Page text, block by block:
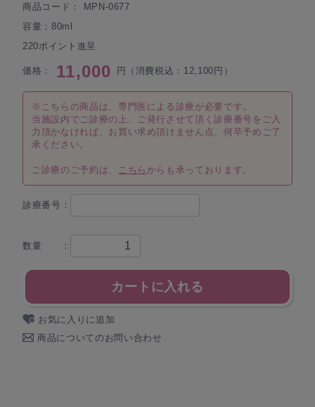
商品コード： MPN-0677
容量：80ml
220ポイント進呈
価格： 11,000 円（消費税込：12,100円）
※こちらの商品は、専門医による診療が必要です。
当施設内でご診療の上、ご発行させて頂く診療番号をご入
力頂かなければ、お買い求め頂けません点、何卒予めご了
承ください。
ご診療のご予約は、 こちら からも承っております。
診療番号：
数量 ：
カートに入れる
お気に入りに追加
商品についてのお問い合わせ